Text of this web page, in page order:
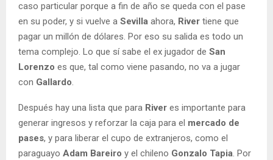
caso particular porque a fin de año se queda con el pase
en su poder, y si vuelve a Sevilla ahora, River tiene que
pagar un millón de dólares. Por eso su salida es todo un
tema complejo. Lo que sí sabe el ex jugador de San
Lorenzo es que, tal como viene pasando, no va a jugar
con Gallardo.
Después hay una lista que para River es importante para
generar ingresos y reforzar la caja para el mercado de
pases, y para liberar el cupo de extranjeros, como el
paraguayo Adam Bareiro y el chileno Gonzalo Tapia. Por